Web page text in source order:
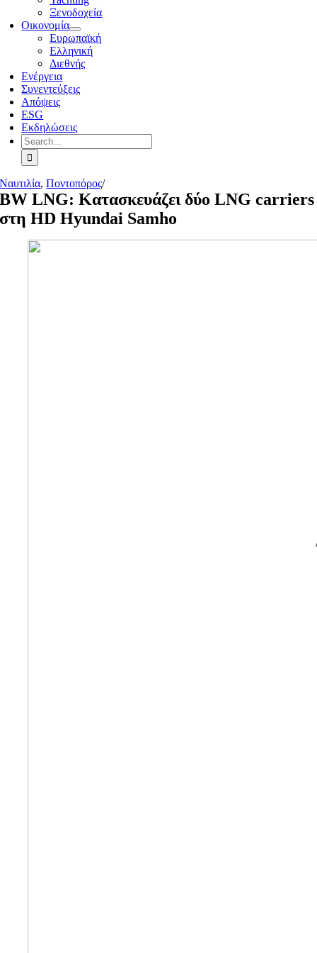
Ξενοδοχεία
Οικονομία
Ευρωπαϊκή
Ελληνική
Διεθνής
Ενέργεια
Συνεντεύξεις
Απόψεις
ESG
Εκδηλώσεις
Search
for:
Ναυτιλία,Ποντοπόρος/
BW LNG: Κατασκευάζει δύο LNG carriers
στη HD Hyundai Samho